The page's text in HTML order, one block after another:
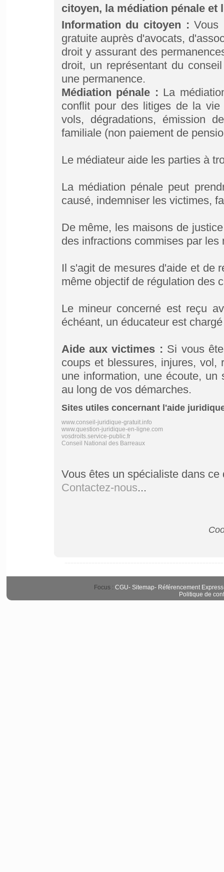
citoyen, la médiation pénale et
Information du citoyen : Vous
gratuite auprès d'avocats,
droit y assurant des
droit, un représentant du
une permanence.
Médiation pénale : La
conflit pour des litiges de la vie
vols, dégradations, émission
familiale (non paiement de
Le médiateur aide les parties à
La médiation pénale peut
causé, indemniser les victimes,
De même, les maisons de
des infractions commises par les
Il s'agit de mesures d'aide et de
même objectif de régulation des
Le mineur concerné est reçu
échéant, un éducateur est
Aide aux victimes : Si vous
coups et blessures, injures, vol,
une information, une écoute,
au long de vos démarches.
Sites utiles concernant l'aide
www.conseil-juridique-gratuit.info
www.question-juridique-en-ligne.com
vosdroits.service-public.fr
Conseil National des Barreaux
Vous êtes un spécialiste dans
Contactez-nous...
Focus : CGU- Sitemap- Référencement Express
Politique de